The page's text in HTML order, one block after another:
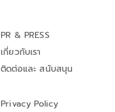
PR & PRESS
เกี่ยวกับเรา
ติดต่อและ สนับสนุน
Privacy Policy